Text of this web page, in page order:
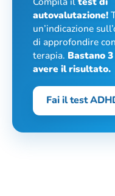
autovalutazione!
un’indicazione
di approfondire
terapia. Bastano
avere il risultato.
Fai il test